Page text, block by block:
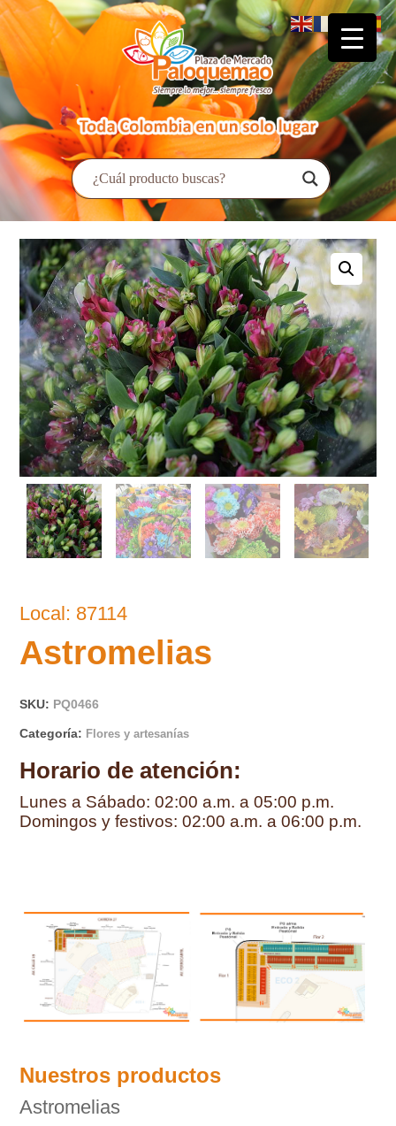
Local: 87114
Astromelias
SKU: PQ0466
Categoría: Flores y artesanías
Horario de atención:
Lunes a Sábado: 02:00 a.m. a 05:00 p.m.
Domingos y festivos: 02:00 a.m. a 06:00 p.m.
Nuestros productos
Astromelias